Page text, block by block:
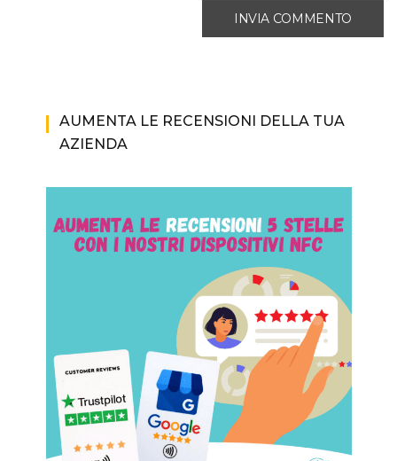
AUMENTA LE RECENSIONI DELLA TUA
AZIENDA